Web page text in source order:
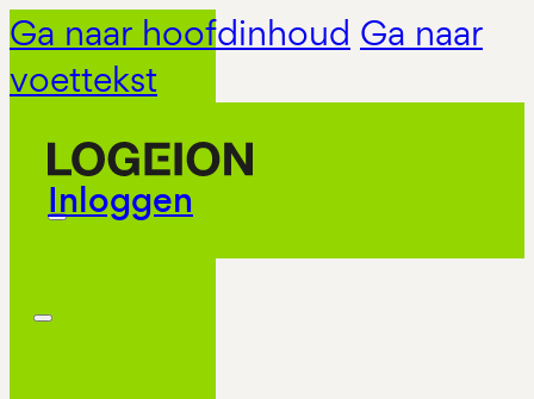
Ga naar hoofdinhoud Ga naar
voettekst
Inloggen